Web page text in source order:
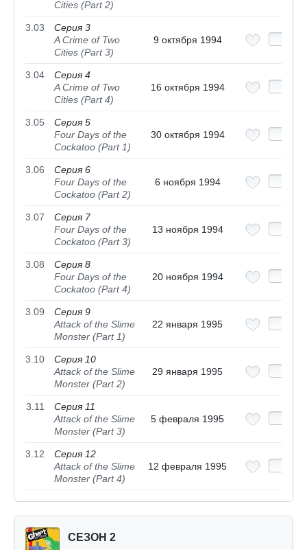
Cities (Part 2)
3.03
Серия 3
A Crime of Two
Cities (Part 3)
9 октября 1994
3.04
Серия 4
A Crime of Two
Cities (Part 4)
16 октября 1994
3.05
Серия 5
Four Days of the
Cockatoo (Part 1)
30 октября 1994
3.06
Серия 6
Four Days of the
Cockatoo (Part 2)
6 ноября 1994
3.07
Серия 7
Four Days of the
Cockatoo (Part 3)
13 ноября 1994
3.08
Серия 8
Four Days of the
Cockatoo (Part 4)
20 ноября 1994
3.09
Серия 9
Attack of the Slime
Monster (Part 1)
22 января 1995
3.10
Серия 10
Attack of the Slime
Monster (Part 2)
29 января 1995
3.11
Серия 11
Attack of the Slime
Monster (Part 3)
5 февраля 1995
3.12
Серия 12
Attack of the Slime
Monster (Part 4)
12 февраля 1995
СЕЗОН 2